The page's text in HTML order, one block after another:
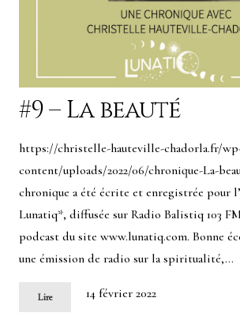
#9 – La beauté
https://christelle-hauteville-chadorla.fr/
content/uploads/2022/06/chronique-La-
chronique a été écrite et enregistrée pour
Lunatiq*, diffusée sur Radio Balistiq 103
podcast du site www.lunatiq.com. Bonne
une émission de radio sur la spiritualité,…
Lire 14 février 2022